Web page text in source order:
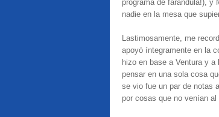
programa de farándula!), y
nadie en la mesa que
Lastimosamente, me
apoyó íntegramente en la
hizo en base a Ventura y
pensar en una sola cosa
se vio fue un par de notas
por cosas que no venían al